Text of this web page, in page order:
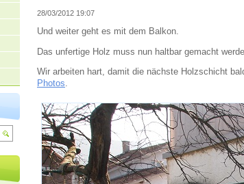
28/03/2012 19:07
Und weiter geht es mit dem Balkon.
Das unfertige Holz muss nun haltbar gemacht
Wir arbeiten hart, damit die nächste Holzschicht
Photos.